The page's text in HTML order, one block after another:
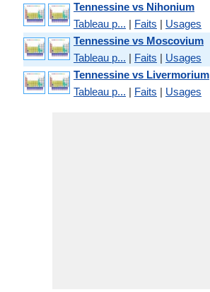
Tennessine vs Nihonium
Tableau p... | Faits | Usages
Tennessine vs Moscovium
Tableau p... | Faits | Usages
Tennessine vs Livermorium
Tableau p... | Faits | Usages